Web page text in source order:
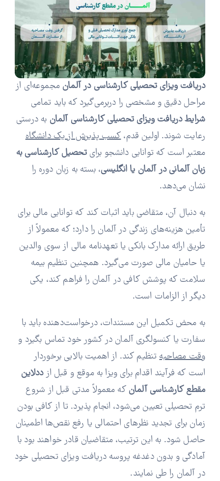
دریافت ویزای تحصیلی کارشناسی در آلمان مجموعه‌ای از
مراحل دقیق و مشخصی را دربرمی‌گیرد که باید تمامی
شرایط دریافت ویزای تحصیلی کارشناسی آلمان به درستی
رعایت شوند. اولین قدم،کسب پذیرش از یک دانشگاه
معتبر است که توانایی‌ دانشجو برایتحصیل کارشناسی به
زبان آلمانی در آلمان یا انگلیسی، بسته به زبان دوره‌ را
نشان می‌دهد.
به دنبال آن، متقاضی باید اثبات کند که توانایی مالی برای
تأمین هزینه‌های زندگی در آلمان را دارد؛ که معمولاً از
طریق ارائه مدارک بانکی یا تعهدنامه مالی از سوی والدین
یا حامیان مالی صورت می‌گیرد. همچنین تنظیم بیمه
سلامت که پوشش کافی در آلمان را فراهم کند، یکی
دیگر از الزامات است.
به محض تکمیل این مستندات، درخواست‌دهنده باید با
سفارت یا کنسولگری آلمان در کشور خود تماس بگیرد و
وقت مصاحبهتنظیم کند. از اهمیت بالایی برخوردار
است که فرآیند اقدام برای ویزا به موقع و قبل ازددلاین
مقطع کارشناسی آلمان که معمولاً مدتی قبل از شروع
ترم تحصیلی تعیین می‌شود، انجام پذیرد. تا از کافی بودن
زمان برای تجدید نظرهای احتمالی یا رفع نقص‌ها اطمینان
حاصل شود. به این ترتیب، متقاضیان قادر خواهند بود با
آمادگی و بدون دغدغه پروسه‌ دریافت ویزای تحصیلی خود
در آلمان را طی نمایند.